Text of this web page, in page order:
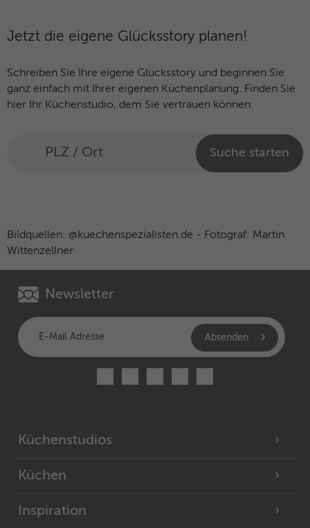
Jetzt die eigene Glücksstory planen!
Schreiben Sie Ihre eigene Glücksstory und beginnen Sie
ganz einfach mit Ihrer eigenen Küchenplanung. Finden Sie
hier Ihr Küchenstudio, dem Sie vertrauen können.
Suche starten
Bildquellen: @kuechenspezialisten.de - Fotograf: Martin
Wittenzellner
Newsletter
Absenden
Küchen
Inspiration
Küchenstudios